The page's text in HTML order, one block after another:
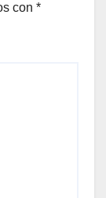
con *